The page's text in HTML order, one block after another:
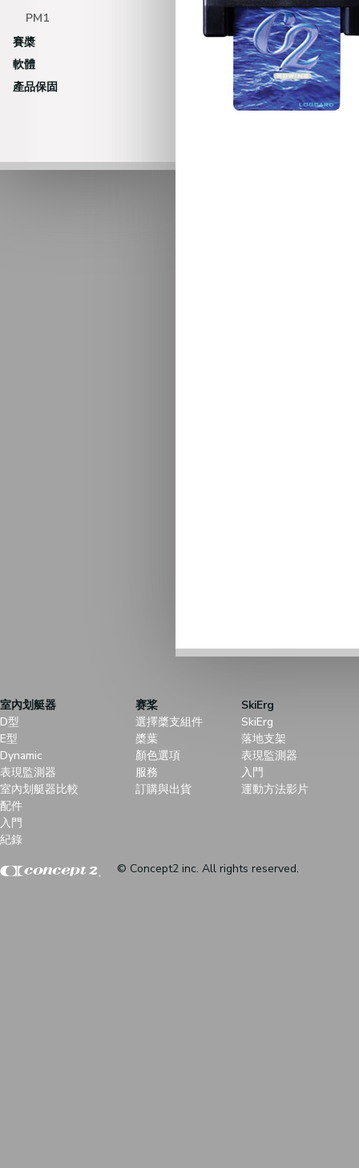
PM1
賽槳
軟體
產品保固
室內划艇器
D型
E型
Dynamic
表現監測器
室內划艇器比較
配件
入門
紀錄
赛桨
選擇槳支組件
槳葉
顏色選項
服務
訂購與出貨
SkiErg
SkiErg
落地支架
表現監測器
入門
運動方法影片
© Concept2 inc. All rights reserved.